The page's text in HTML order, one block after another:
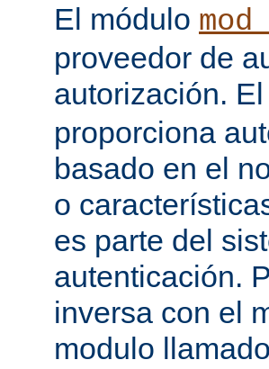
El módulo
proveedor de
autorización.
proporciona
basado en el
o
es parte del
autenticación.
inversa con el
modulo llamado